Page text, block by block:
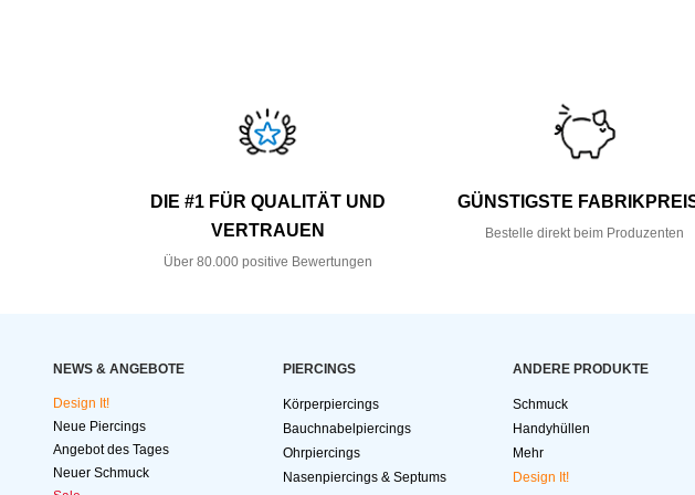
DIE #1 FÜR QUALITÄT UND
VERTRAUEN
Über 80.000 positive Bewertungen
GÜNSTIGSTE
Bestelle direkt beim Produzenten
NEWS & ANGEBOTE
Design It!
Neue Piercings
Angebot des Tages
Neuer Schmuck
PIERCINGS
Körperpiercings
Bauchnabelpiercings
Ohrpiercings
Nasenpiercings & Septums
ANDERE PRODUKTE
Schmuck
Handyhüllen
Mehr
Design It!